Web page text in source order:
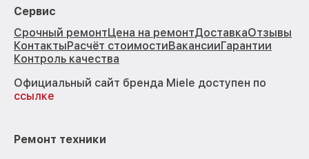
Сервис
Срочный ремонтЦена на ремонтДоставкаОтзывы
КонтактыРасчёт стоимостиВакансииГарантии
Контроль качества
Официальный сайт бренда Miele доступен по
ссылке
Ремонт техники